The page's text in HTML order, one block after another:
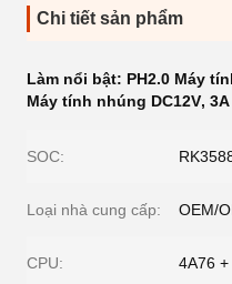
Chi tiết sản phẩm
Làm nổi bật: PH2.0 Máy
Máy tính nhúng DC12V,
SOC:
Loại nhà cung cấp: OEM/
CPU: 4A76